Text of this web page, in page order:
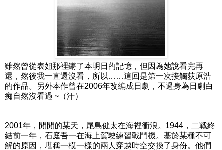
雖然曾從表姐那裡鏘了本明日的記憶，但因為她說看完再
還，然後我一直還沒看，所以……這回是第一次接觸荻原浩
的作品。另外本作曾在2006年改編成日劇，不過身為日劇白
痴自然沒看過 ~（汗）
2001年，閒閒的某天，尾島健太在海裡衝浪。1944，二戰終
結前一年，石庭吾一在海上駕駛練習戰鬥機。基於某種不可
解的原因，堪稱一模一樣的兩人穿越時空交換了身份。他們